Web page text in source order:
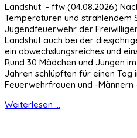
Landshut - ffw (04.08.2026)
Temperaturen und strahlendem
Jugendfeuerwehr der
Landshut auch bei der
ein abwechslungsreiches und
Rund 30 Mädchen und Jungen
Jahren schlüpften für einen Tag
Feuerwehrfrauen und -Männern
Weiterlesen ...